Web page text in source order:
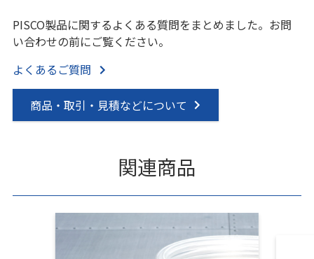
PISCO製品に関するよくある質問をまとめました。お問
い合わせの前にご覧ください。
よくあるご質問
商品・取引・見積などについて
関連商品